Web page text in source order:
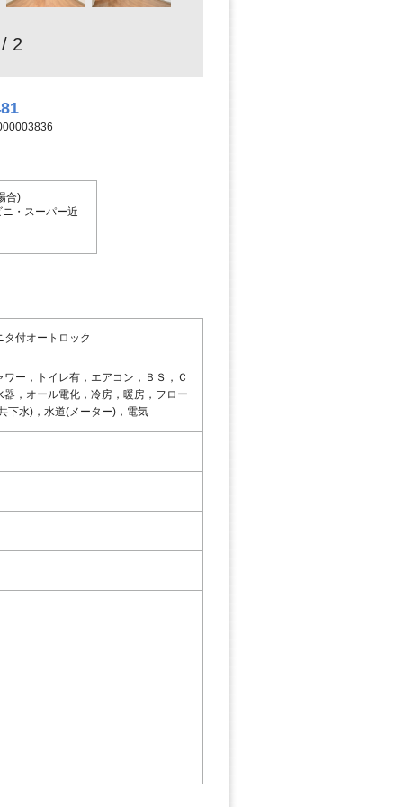
2
合)
・スーパー近
付オートロック
ー，トイレ有，エアコン，ＢＳ，Ｃ
，オール電化，冷房，暖房，フロー
下水)，水道(メーター)，電気